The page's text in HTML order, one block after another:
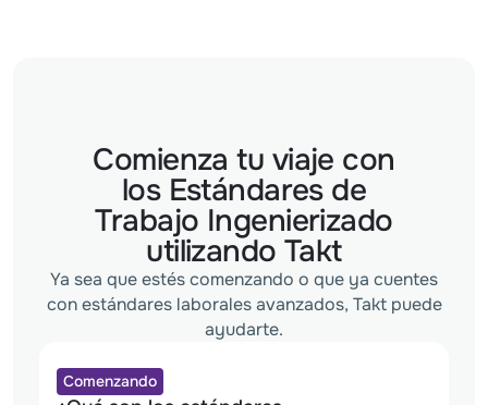
Comienza tu viaje con
los Estándares de
Trabajo Ingenierizado
utilizando Takt
Ya sea que estés comenzando o que ya cuentes
con estándares laborales avanzados, Takt puede
ayudarte.
Comenzando